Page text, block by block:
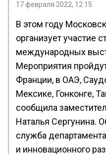
17 февраля 2022, 12:15
В этом году
организует участие
международных
Мероприятия
Франции, в ОАЭ,
Мексике, Гонконге,
сообщила
Наталья Сергунина.
служба
и инновационного